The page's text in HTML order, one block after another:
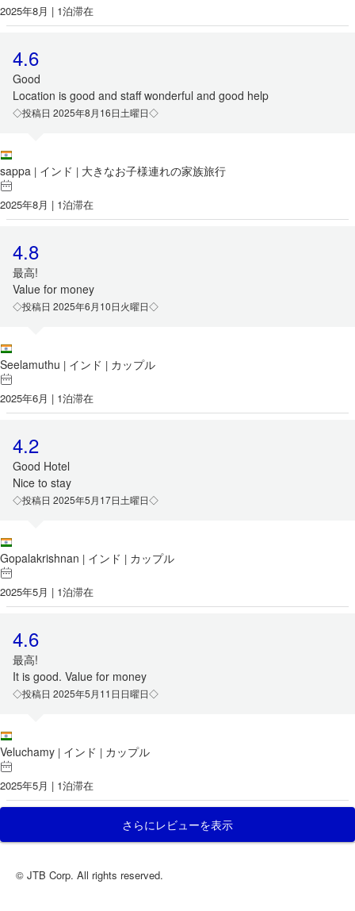
2025年8月 | 1泊滞在
4.6
Good
Location is good and staff wonderful and good help
◇投稿日 2025年8月16日土曜日◇
sappa | インド | 大きなお子様連れの家族旅行
2025年8月 | 1泊滞在
4.8
最高!
Value for money
◇投稿日 2025年6月10日火曜日◇
Seelamuthu | インド | カップル
2025年6月 | 1泊滞在
4.2
Good Hotel
Nice to stay
◇投稿日 2025年5月17日土曜日◇
Gopalakrishnan | インド | カップル
2025年5月 | 1泊滞在
4.6
最高!
It is good. Value for money
◇投稿日 2025年5月11日日曜日◇
Veluchamy | インド | カップル
2025年5月 | 1泊滞在
さらにレビューを表示
© JTB Corp. All rights reserved.